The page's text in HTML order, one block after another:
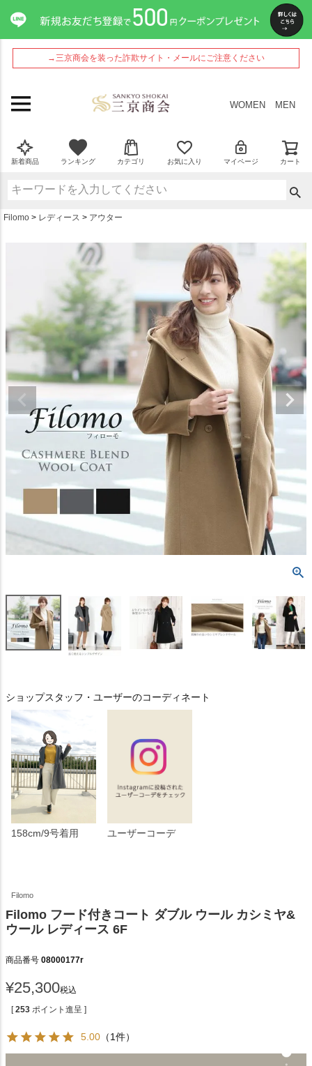
→三京商会を装った詐欺サイト・メールにご注意ください
WOMEN MEN
新着商品 ランキング カテゴリ お気に入り マイページ カート
Filomo レディース アウター
ショップスタッフ・ユーザーのコーディネート
158cm/9号着用 ユーザーコーデ
Filomo
Filomo フード付きコート ダブル ウール カシミヤ&
ウール レディース 6F
商品番号 08000177r
¥25,300税込
[ 253 ポイント進呈 ]
5.00 （1件）
ペー
ジト
ップ
へ